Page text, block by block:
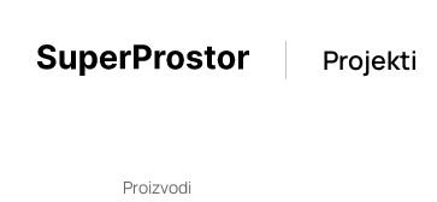
Projekti
Proizvodi